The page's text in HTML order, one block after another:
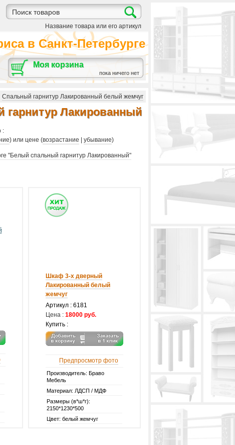
Название товара или его артикул
в Санкт-Петербурге
Моя корзина
пока ничего нет
Спальный гарнитур Лакированный белый жемчуг
Лакированный
:
) или цене (возрастание убывание)
"Белый спальный гарнитур Лакированный"
Шкаф 3-х дверный
Лакированный белый
жемчуг
Артикул : 6181
Цена : 18000 руб.
Купить :
Предпросмотр фото
Производитель: Браво
Мебель
Материал: ЛДСП / МДФ
Размеры (в*ш*г):
2150*1230*500
Цвет: белый жемчуг